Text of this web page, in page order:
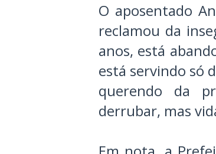
O aposentado
reclamou da
anos, está
está servindo só
querendo da
derrubar, mas